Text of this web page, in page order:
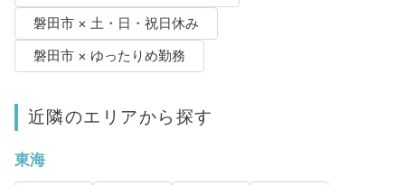
磐田市 × 土・日・祝日休み
磐田市 × ゆったりめ勤務
近隣のエリアから探す
東海